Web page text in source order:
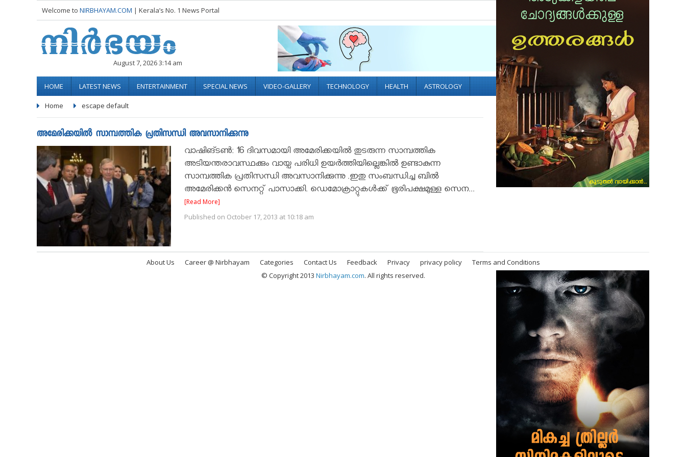
Welcome to NIRBHAYAM.COM | Kerala’s No. 1 News Portal Socialize with us
August 7, 2026 3:14 am
HOME LATEST NEWS ENTERTAINMENT SPECIAL NEWS VIDEO-GALLERY TECHNOLOGY HEALTH ASTROLOGY
Home escape default
അമേരിക്കയില്‍ സാമ്പത്തിക പ്രതിസന്ധി അവസാനിക്കുന്നു
വാഷിങ്ടണ്‍: 16 ദിവസമായി അമേരിക്കയില്‍ തുടരുന്ന സാമ്പത്തിക
അടിയന്തരാവസ്ഥക്കും വായ്പ പരിധി ഉയര്‍ത്തിയില്ലെങ്കില്‍ ഉണ്ടാകുന്ന
സാമ്പത്തിക പ്രതിസന്ധി അവസാനിക്കുന്നു .ഇതു സംബന്ധിച്ച ബില്‍
അമേരിക്കന്‍ സെനറ്റ് പാസാക്കി. ഡെമോക്രാറ്റുകള്‍ക്ക് ഭൂരിപക്ഷമുള്ള സെന...
[Read More]
Published on October 17, 2013 at 10:18 am
About Us Career @ Nirbhayam Categories Contact Us Feedback Privacy privacy policy
Terms and Conditions
© Copyright 2013 Nirbhayam.com. All rights reserved.